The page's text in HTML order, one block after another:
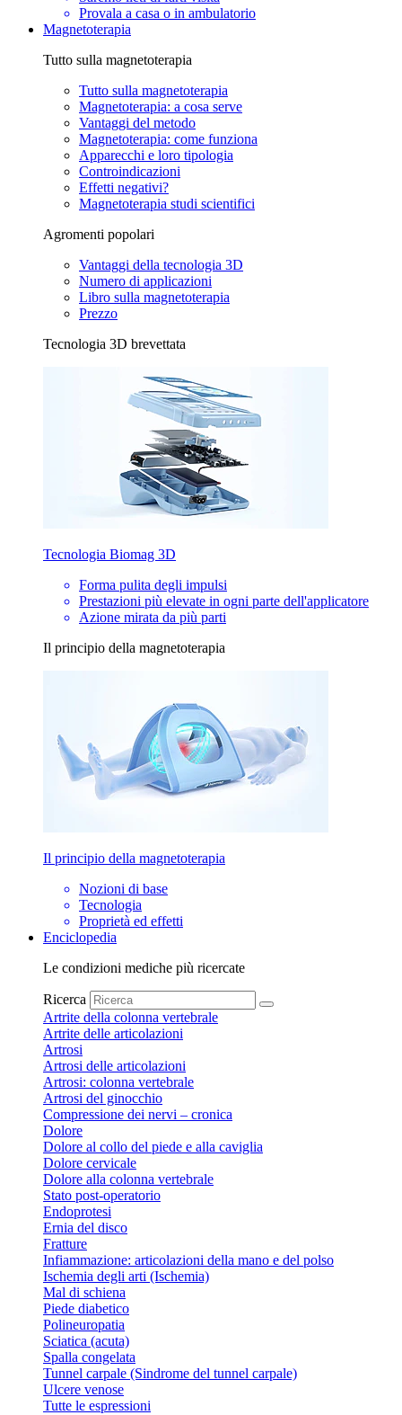
Provala a casa o in ambulatorio
Magnetoterapia
Tutto sulla magnetoterapia
Tutto sulla magnetoterapia
Magnetoterapia: a cosa serve
Vantaggi del metodo
Magnetoterapia: come funziona
Apparecchi e loro tipologia
Controindicazioni
Effetti negativi?
Magnetoterapia studi scientifici
Agromenti popolari
Vantaggi della tecnologia 3D
Numero di applicazioni
Libro sulla magnetoterapia
Prezzo
Tecnologia 3D brevettata
Tecnologia Biomag 3D
Forma pulita degli impulsi
Prestazioni più elevate in ogni parte dell'applicatore
Azione mirata da più parti
Il principio della magnetoterapia
Il principio della magnetoterapia
Nozioni di base
Tecnologia
Proprietà ed effetti
Enciclopedia
Le condizioni mediche più ricercate
Ricerca
Artrite della colonna vertebrale
Artrite delle articolazioni
Artrosi
Artrosi delle articolazioni
Artrosi: colonna vertebrale
Artrosi del ginocchio
Compressione dei nervi – cronica
Dolore
Dolore al collo del piede e alla caviglia
Dolore cervicale
Dolore alla colonna vertebrale
Stato post-operatorio
Endoprotesi
Ernia del disco
Fratture
Infiammazione: articolazioni della mano e del polso
Ischemia degli arti (Ischemia)
Mal di schiena
Piede diabetico
Polineuropatia
Sciatica (acuta)
Spalla congelata
Tunnel carpale (Sindrome del tunnel carpale)
Ulcere venose
Tutte le espressioni